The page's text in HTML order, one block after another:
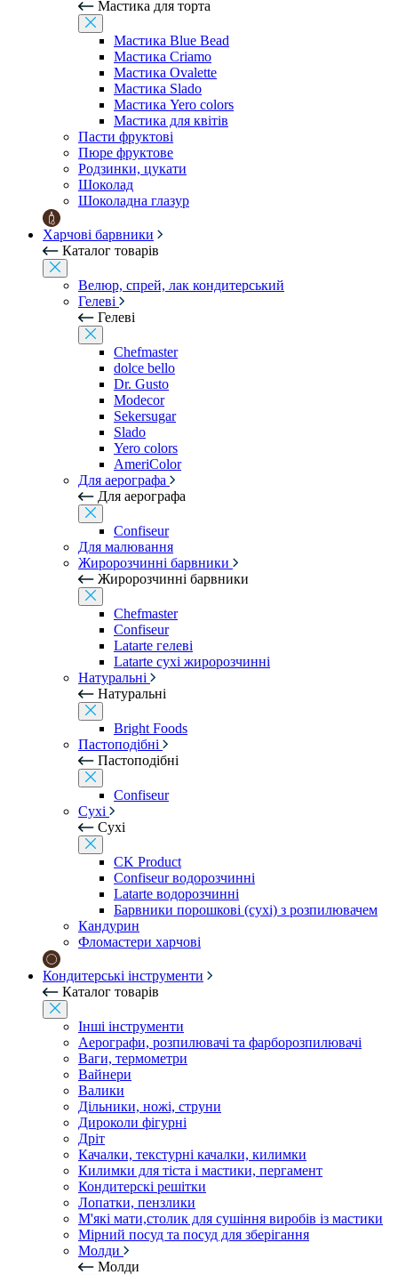
Мастика для торта
Мастика Blue Bead
Мастика Criamo
Мастика Ovalette
Мастика Slado
Мастика Yero colors
Мастика для квітів
Пасти фруктові
Пюре фруктове
Родзинки, цукати
Шоколад
Шоколадна глазур
Харчові барвники
Каталог товарів
Велюр, спрей, лак кондитерський
Гелеві
Гелеві
Chefmaster
dolce bello
Dr. Gusto
Modecor
Sekersugar
Slado
Yero colors
AmeriColor
Для аерографа
Для аерографа
Confiseur
Для малювання
Жиророзчинні барвники
Жиророзчинні барвники
Chefmaster
Confiseur
Latarte гелеві
Latarte сухі жиророзчинні
Натуральні
Натуральні
Bright Foods
Пастоподібні
Пастоподібні
Confiseur
Сухі
Сухі
CK Product
Confiseur водорозчинні
Latarte водорозчинні
Барвники порошкові (сухі) з розпилювачем
Кандурин
Фломастери харчові
Кондитерські інструменти
Каталог товарів
Інші інструменти
Аерографи, розпилювачі та фарборозпилювачі
Ваги, термометри
Вайнери
Валики
Дільники, ножі, струни
Дироколи фігурні
Дріт
Качалки, текстурні качалки, килимки
Килимки для тіста і мастики, пергамент
Кондитерскі решітки
Лопатки, пензлики
М'які мати,столик для сушіння виробів із мастики
Мірний посуд та посуд для зберігання
Молди
Молди